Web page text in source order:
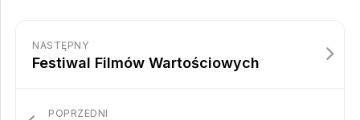
NASTĘPNY
Festiwal Filmów Wartościowych
POPRZEDNI